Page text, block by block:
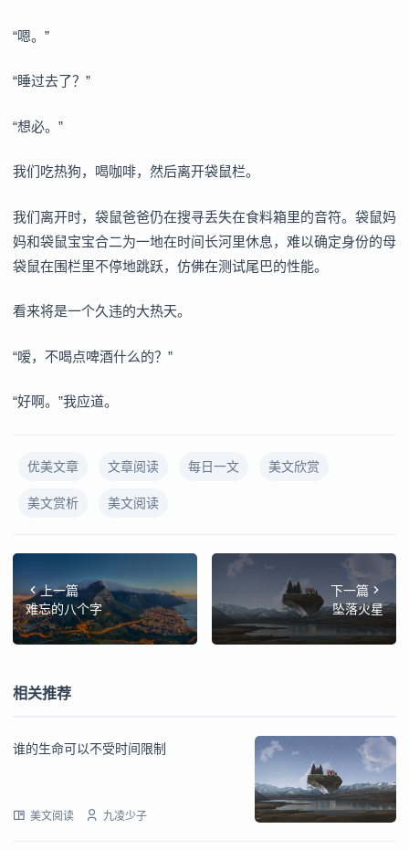
“嗯。”
“睡过去了？”
“想必。”
我们吃热狗，喝咖啡，然后离开袋鼠栏。
我们离开时，袋鼠爸爸仍在搜寻丢失在食料箱里的音符。袋鼠妈
妈和袋鼠宝宝合二为一地在时间长河里休息，难以确定身份的母
袋鼠在围栏里不停地跳跃，仿佛在测试尾巴的性能。
看来将是一个久违的大热天。
“嗳，不喝点啤酒什么的？”
“好啊。”我应道。
优美文章 文章阅读 每日一文 美文欣赏
美文赏析 美文阅读
上一篇
难忘的八个字
下一篇
坠落火星
相关推荐
谁的生命可以不受时间限制
美文阅读 九凌少子